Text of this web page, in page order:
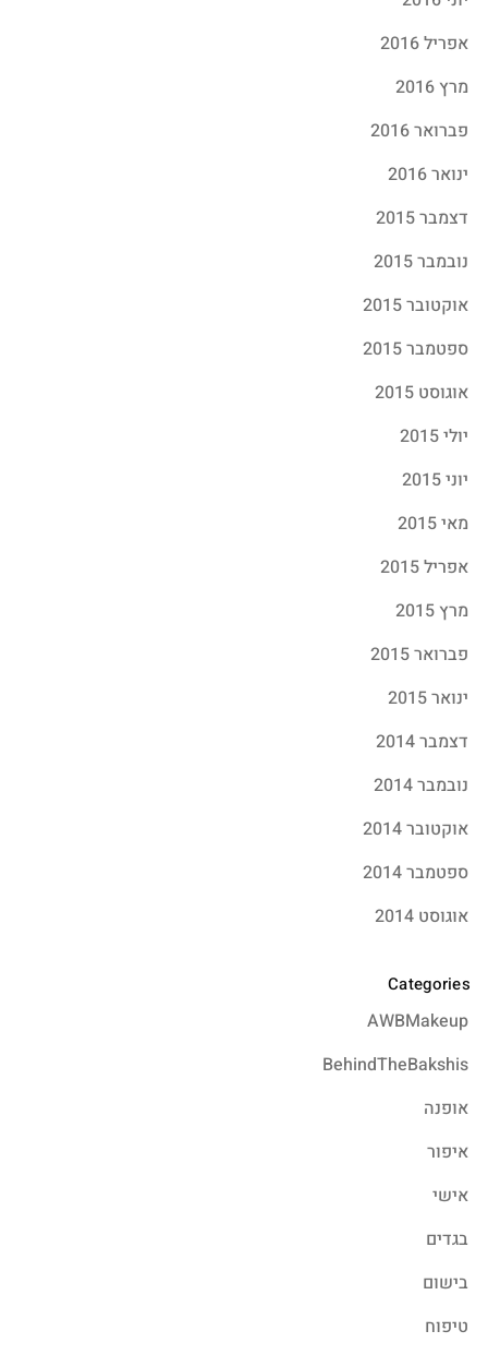
אפריל 2016
מרץ 2016
פברואר 2016
ינואר 2016
דצמבר 2015
נובמבר 2015
אוקטובר 2015
ספטמבר 2015
אוגוסט 2015
יולי 2015
יוני 2015
מאי 2015
אפריל 2015
מרץ 2015
פברואר 2015
ינואר 2015
דצמבר 2014
נובמבר 2014
אוקטובר 2014
ספטמבר 2014
אוגוסט 2014
Categories
AWBMakeup
BehindTheBakshis
אופנה
איפור
אישי
בגדים
בישום
טיפוח